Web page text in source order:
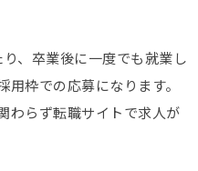
、卒業後に一度でも就業し
枠での応募になります。
わらず転職サイトで求人が